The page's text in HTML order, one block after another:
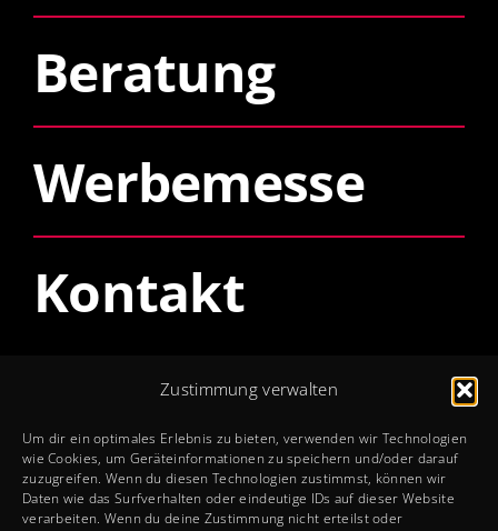
Zustimmung verwalten
Um dir ein optimales Erlebnis zu bieten, verwenden wir Technologien
wie Cookies, um Geräteinformationen zu speichern und/oder darauf
zuzugreifen. Wenn du diesen Technologien zustimmst, können wir
Daten wie das Surfverhalten oder eindeutige IDs auf dieser Website
verarbeiten. Wenn du deine Zustimmung nicht erteilst oder
Beratung
Werbemesse
Kontakt
Fr: 8 – 12 + 13 – 15 Uhr
Sa + So: Geschlossen